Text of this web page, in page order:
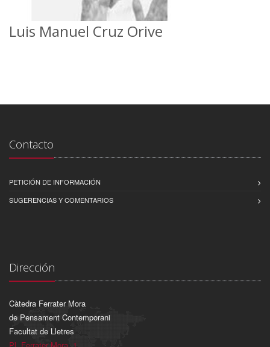
Luis Manuel Cruz Orive
Contacto
PETICIÓN DE INFORMACIÓN
SUGERENCIAS Y COMENTARIOS
Dirección
Càtedra Ferrater Mora
de Pensament Contemporani
Facultat de Lletres